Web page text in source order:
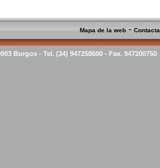
Mapa de la web -Contacta
Burgos - Tel. (34) 947258600 - Fax. 947200750